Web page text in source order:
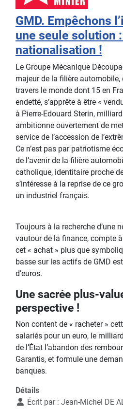
GMD. Empêchons
une seule solution
nationalisation !
Le Groupe Mécanique
majeur de la filière
travers le monde dont 15 en
endetté, s’apprête à être «
à Pierre-Edouard Sterin,
ambitionne ouvertement de
service de l’accession de
Ce n’est pas par patriotisme
de l’avenir de la filière
catholique, identitaire proche
s’intéresse à la reprise de ce
un industriel français.
Toujours à la recherche d’une
vautour de la finance, compte à
cet « achat » plus que
basse sur les actifs de GMD
d’euros.
Une sacrée plus-
perspective !
Non content de « racheter »
salariés pour un euro, le
de l’État l’abandon des
Garantis, et formule une
banques.
Détails
Écrit par : Jean-Michel DE